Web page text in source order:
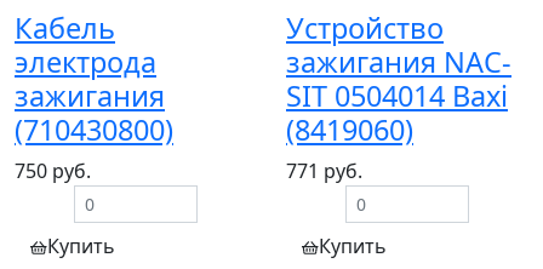
Кабель
электрода
зажигания
(710430800)
750 руб.
Купить
Устройство
зажигания NAC-
SIT 0504014 Baxi
(8419060)
771 руб.
Купить